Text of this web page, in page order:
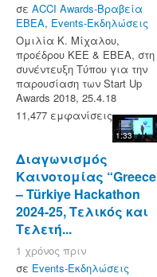
σε ACCI Awards-Βραβεία
ΕΒΕΑ, Events-Εκδηλώσεις
Ομιλία Κ. Μίχαλου,
προέδρου ΚΕΕ & ΕΒΕΑ, στη
συνέντευξη Τύπου για την
παρουσίαση των Start Up
Awards 2018, 25.4.18
11,477 εμφανίσεις
1:33
Διαγωνισμός
Καινοτομίας “Greece
– Türkiye Hackathon
2024-25, Τελικός και
Τελετή...
1 χρόνος πριν
σε Events-Εκδηλώσεις